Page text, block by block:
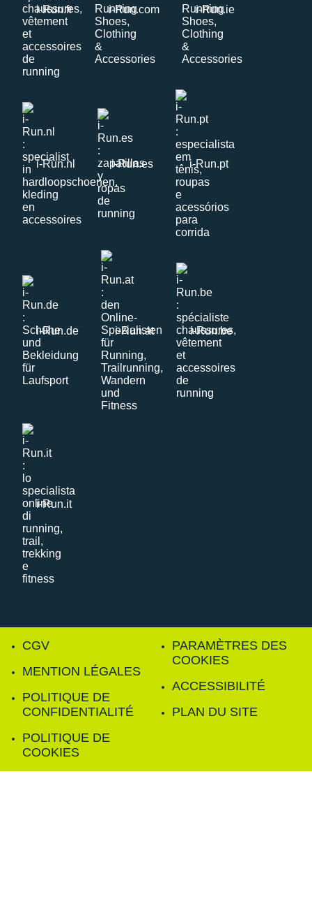
i-Run.fr i-Run.com i-Run.ie
i-Run.nl i-Run.es i-Run.pt
i-Run.de i-Run.at i-Run.be
i-Run.it
CGV
MENTION LÉGALES
POLITIQUE DE
CONFIDENTIALITÉ
POLITIQUE DE
COOKIES
PARAMÈTRES DES
COOKIES
ACCESSIBILITÉ
PLAN DU SITE